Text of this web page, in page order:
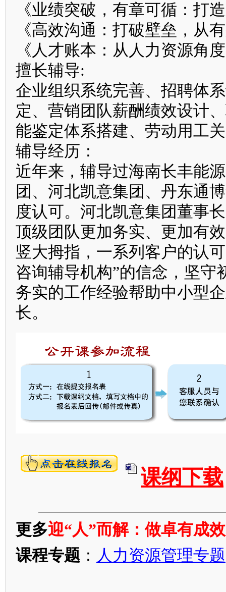
《业绩突破，有章可循：打
《高效沟通：打破壁垒，从
《人才账本：从人力资源角
擅长辅导:
企业组织系统完善、招聘体
定、营销团队薪酬绩效设计
能鉴定体系搭建、劳动用工
辅导经历：
近年来，辅导过海南长丰能
团、河北凯意集团、丹东通
度认可。河北凯意集团董事
顶级团队更加务实、更加有
竖大拇指，一系列客户的认
咨询辅导机构”的信念，坚
务实的工作经验帮助中小型
长。
课纲下载
更多迎“人”而解：做卓有成
课程专题 ： 人力资源管理专题